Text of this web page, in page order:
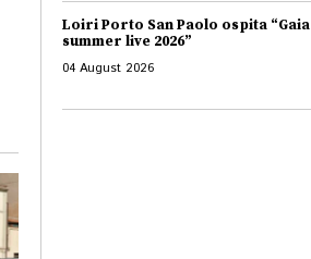
Loiri Porto San Paolo ospita “Gaia
summer live 2026”
04 August 2026